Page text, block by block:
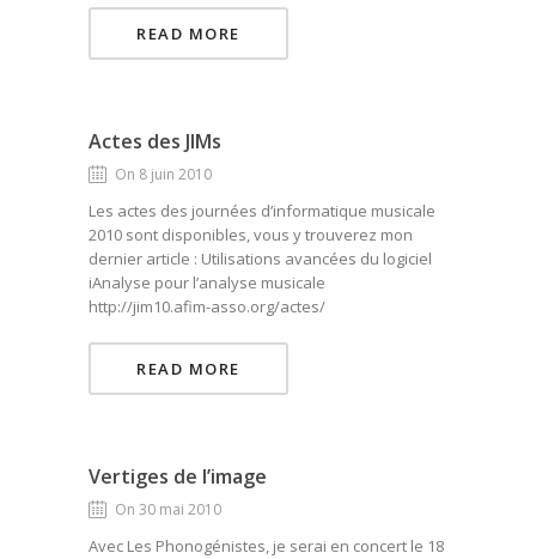
READ MORE
Actes des JIMs
On 8 juin 2010
Les actes des journées d’informatique musicale
2010 sont disponibles, vous y trouverez mon
dernier article : Utilisations avancées du logiciel
iAnalyse pour l’analyse musicale
http://jim10.afim-asso.org/actes/
READ MORE
Vertiges de l’image
On 30 mai 2010
Avec Les Phonogénistes, je serai en concert le 18